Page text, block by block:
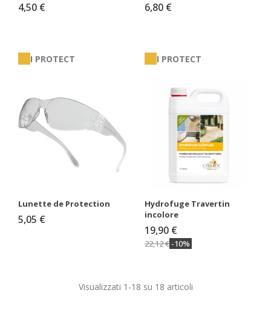
4,50 € 6,80 €
I PROTECT
Lunette de Protection
5,05 €
I PROTECT
Hydrofuge Travertin
incolore
22,12 € -10%
19,90 €
Visualizzati 1-18 su 18 articoli